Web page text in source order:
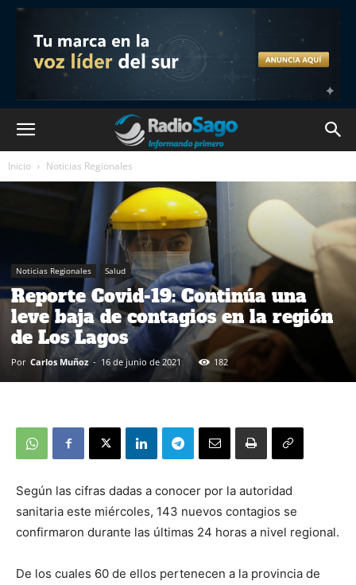
Inicio Noticias Regionales
Noticias Regionales Salud
Reporte Covid-19: Continúa una
leve baja de contagios en la región
de Los Lagos
Por Carlos Muñoz - 16 de junio de 2021 182
Según las cifras dadas a conocer por la autoridad
sanitaria este miércoles, 143 nuevos contagios se
confirmaron durante las últimas 24 horas a nivel regional.
De los cuales 60 de ellos pertenecen a la provincia de